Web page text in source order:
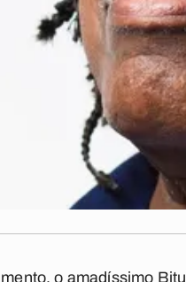
o amadíssimo